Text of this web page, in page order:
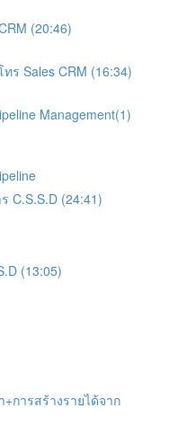
(20:46)
ร Sales CRM (16:34)
Management(1)
C.S.S.D (24:41)
(13:05)
การสร้างรายได้จาก